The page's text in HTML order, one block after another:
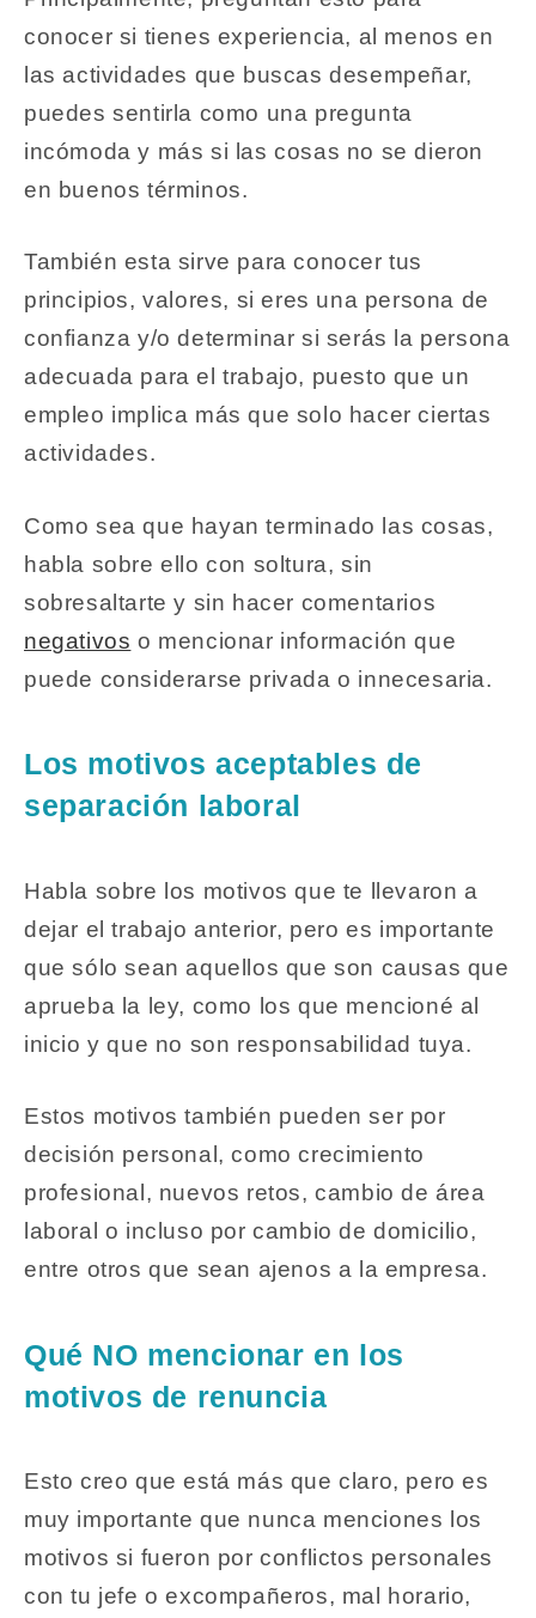
conocer si tienes experiencia, al menos en
las actividades que buscas desempeñar,
puedes sentirla como una pregunta
incómoda y más si las cosas no se dieron
en buenos términos.
También esta sirve para conocer tus
principios, valores, si eres una persona de
confianza y/o determinar si serás la persona
adecuada para el trabajo, puesto que un
empleo implica más que solo hacer ciertas
actividades.
Como sea que hayan terminado las cosas,
habla sobre ello con soltura, sin
sobresaltarte y sin hacer comentarios
negativos o mencionar información que
puede considerarse privada o innecesaria.
Los motivos aceptables de
separación laboral
Habla sobre los motivos que te llevaron a
dejar el trabajo anterior, pero es importante
que sólo sean aquellos que son causas que
aprueba la ley, como los que mencioné al
inicio y que no son responsabilidad tuya.
Estos motivos también pueden ser por
decisión personal, como crecimiento
profesional, nuevos retos, cambio de área
laboral o incluso por cambio de domicilio,
entre otros que sean ajenos a la empresa.
Qué NO mencionar en los
motivos de renuncia
Esto creo que está más que claro, pero es
muy importante que nunca menciones los
motivos si fueron por conflictos personales
con tu jefe o excompañeros, mal horario,